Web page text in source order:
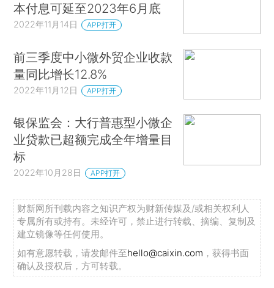
本付息可延至2023年6月底
2022年11月14日 APP打开
前三季度中小微外贸企业收款
量同比增长12.8%
2022年11月12日 APP打开
银保监会：大行普惠型小微企
业贷款已超额完成全年增量目
标
2022年10月28日 APP打开
财新网所刊载内容之知识产权为财新传媒及/或相关权利人
专属所有或持有。未经许可，禁止进行转载、摘编、复制及
建立镜像等任何使用。
如有意愿转载，请发邮件至hello@caixin.com ，获得书面
确认及授权后，方可转载。